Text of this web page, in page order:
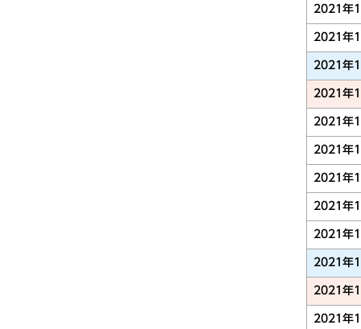
2021年
2021年
2021年
2021年
2021年
2021年
2021年
2021年
2021年
2021年
2021年
2021年